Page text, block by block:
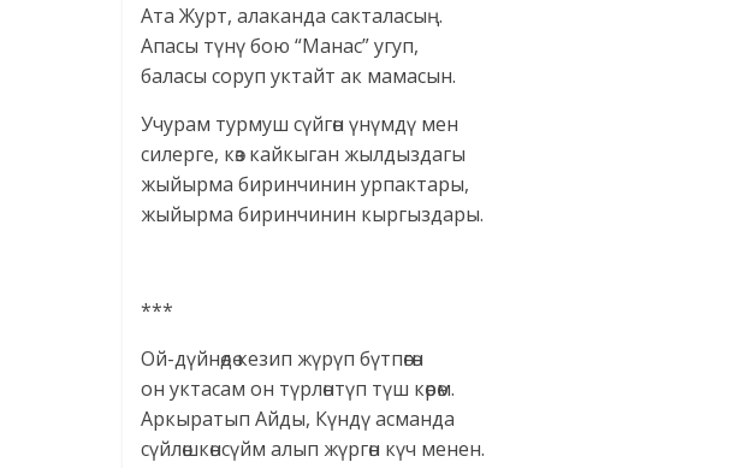
Ата Журт, алаканда сакталасың.
Апасы түнү бою “Манас” угуп,
баласы соруп уктайт ак мамасын.
Учурам турмуш сүйгөн үнүмдү мен
силерге, көз кайкыган жылдыздагы
жыйырма биринчинин урпактары,
жыйырма биринчинин кыргыздары.
***
Ой-дүйнөдө кезип жүрүп бүтпөгөн
он уктасам он түрлөнтүп түш көрөм.
Аркыратып Айды, Күндү асманда
сүйлөшкөнсүйм алып жүргөн күч менен.